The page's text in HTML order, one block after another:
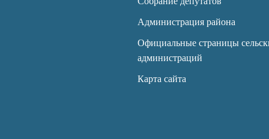
Администрация района
Официальные страницы
администраций
Карта сайта